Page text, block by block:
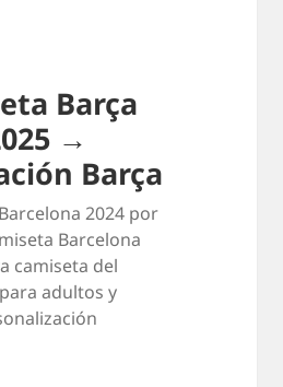
Barça
→
Barça
2024 por
Barcelona
camiseta del
adultos y